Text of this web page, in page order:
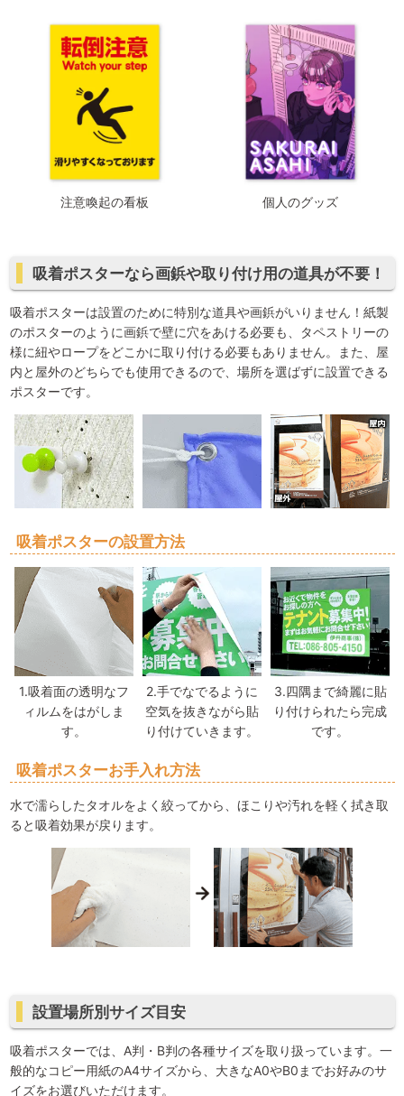
注意喚起の看板 個人のグッズ
吸着ポスターなら画鋲や取り付け用の道具が不要！
吸着ポスターは設置のために特別な道具や画鋲がいりません！紙製
のポスターのように画鋲で壁に穴をあける必要も、タペストリーの
様に紐やロープをどこかに取り付ける必要もありません。また、屋
内と屋外のどちらでも使用できるので、場所を選ばずに設置できる
ポスターです。
吸着ポスターの設置方法
1.吸着面の透明なフ
ィルムをはがしま
す。
2.手でなでるように
空気を抜きながら貼
り付けていきます。
3.四隅まで綺麗に貼
り付けられたら完成
です。
吸着ポスターお手入れ方法
水で濡らしたタオルをよく絞ってから、ほこりや汚れを軽く拭き取
ると吸着効果が戻ります。
設置場所別サイズ目安
吸着ポスターでは、A判・B判の各種サイズを取り扱っています。一
般的なコピー用紙のA4サイズから、大きなA0やB0までお好みのサ
イズをお選びいただけます。